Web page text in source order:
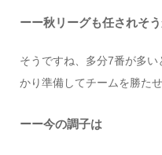
ーー秋リーグも任されそ
そうですね、多分7番が多
かり準備してチームを勝た
ーー今の調子は